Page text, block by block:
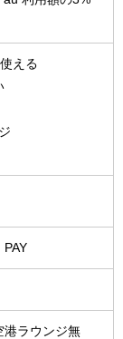
える
港ラウンジ無